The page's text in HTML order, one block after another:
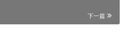
下一篇